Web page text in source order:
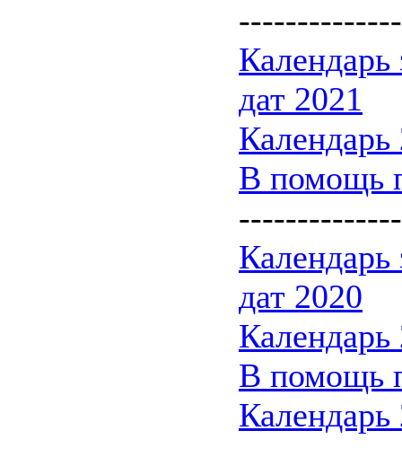
дат 2021
Календарь
В помощь
дат 2020
Календарь
В помощь
Календарь